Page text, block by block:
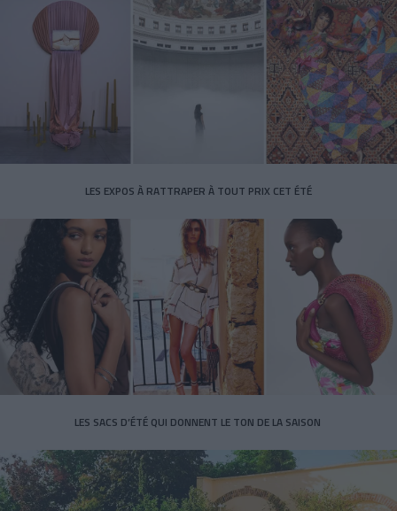
LES EXPOS À RATTRAPER À TOUT PRIX CET ÉTÉ
LES SACS D’ÉTÉ QUI DONNENT LE TON DE LA SAISON